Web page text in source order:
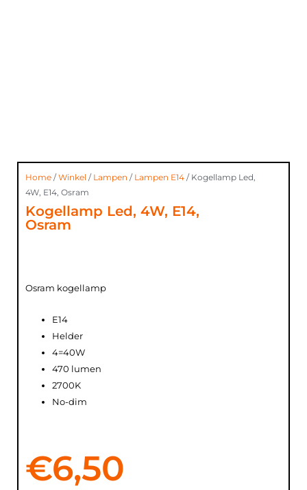
Home /Winkel / Lampen / Lampen E14 / Kogellamp Led,
4W, E14, Osram
Kogellamp Led, 4W, E14,
Osram
Osram kogellamp
E14
Helder
4=40W
470 lumen
2700K
No-dim
€6,50